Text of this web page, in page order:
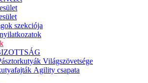
szekciója
Világszövetsége
Agility csapata